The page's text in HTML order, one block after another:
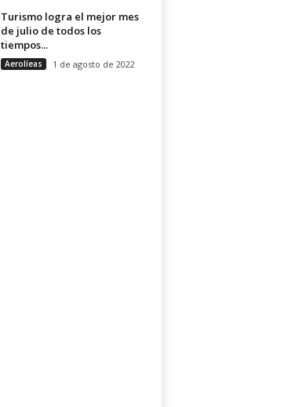
Turismo logra el mejor mes
de julio de todos los
tiempos...
Aerolíeas 1 de agosto de 2022